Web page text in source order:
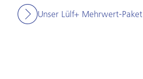
Unser Lülf+ Mehrwert-Paket